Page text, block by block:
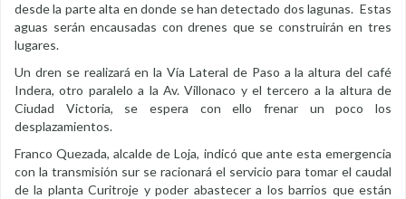
desde la parte alta en donde se han detectado dos lagunas. Estas
aguas serán encausadas con drenes que se construirán en tres
lugares.
Un dren se realizará en la Vía Lateral de Paso a la altura del café
Indera, otro paralelo a la Av. Villonaco y el tercero a la altura de
Ciudad Victoria, se espera con ello frenar un poco los
desplazamientos.
Franco Quezada, alcalde de Loja, indicó que ante esta emergencia
con la transmisión sur se racionará el servicio para tomar el caudal
de la planta Curitroje y poder abastecer a los barrios que están